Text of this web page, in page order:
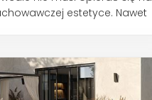
estetyce. Nawet